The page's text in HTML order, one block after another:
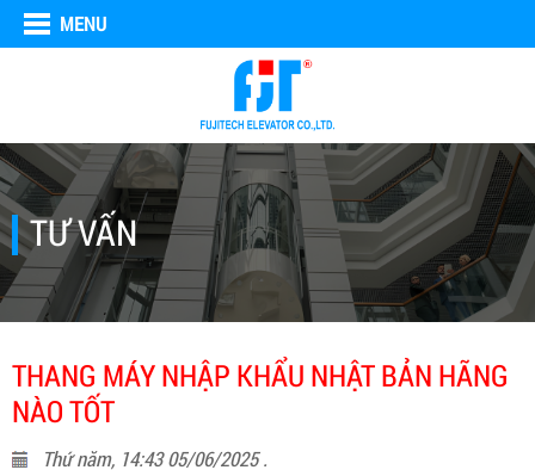
MENU
TƯ VẤN
THANG MÁY NHẬP KHẨU NHẬT BẢN HÃNG
NÀO TỐT
Thứ năm, 14:43 05/06/2025 .